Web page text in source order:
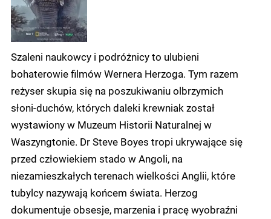
Szaleni naukowcy i podróżnicy to ulubieni
bohaterowie filmów Wernera Herzoga. Tym razem
reżyser skupia się na poszukiwaniu olbrzymich
słoni-duchów, których daleki krewniak został
wystawiony w Muzeum Historii Naturalnej w
Waszyngtonie. Dr Steve Boyes tropi ukrywające się
przed człowiekiem stado w Angoli, na
niezamieszkałych terenach wielkości Anglii, które
tubylcy nazywają końcem świata. Herzog
dokumentuje obsesje, marzenia i pracę wyobraźni